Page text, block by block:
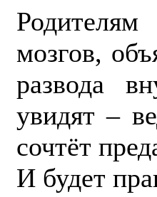
мозгов,
развода
увидят –
сочтёт
И будет